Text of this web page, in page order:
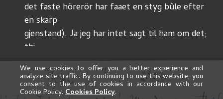
det faste hörerör har faaet en styg bùle efter
en skarp
gjenstand). Ja jeg har intet sagt til ham om det;
thi
han kùnde jo ikke saa godt hjælpe for det i den
tilstand,
We use cookies to offer you a better experience and
analyze site traffic. By continuing to use this website, you
consent to the use of cookies in accordance with our
Cookie Policy. Cookies Policy.